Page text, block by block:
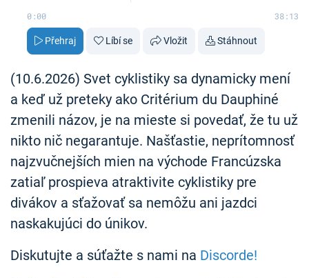
0:00 38:13
Přehraj Líbí se Vložit Stáhnout
(10.6.2026) Svet cyklistiky sa dynamicky mení
a keď už preteky ako Critérium du Dauphiné
zmenili názov, je na mieste si povedať, že tu už
nikto nič negarantuje. Našťastie, neprítomnosť
najzvučnejších mien na východe Francúzska
zatiaľ prospieva atraktivite cyklistiky pre
divákov a sťažovať sa nemôžu ani jazdci
naskakujúci do únikov.
Diskutujte a súťažte s nami na Discorde!